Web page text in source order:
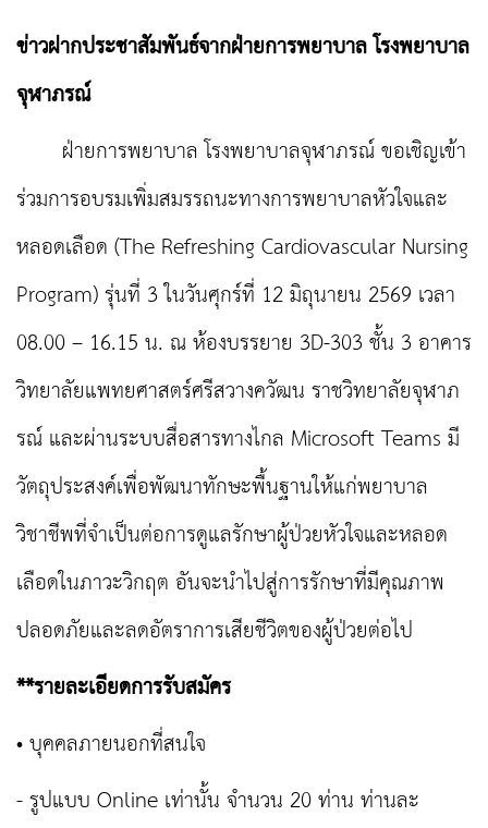
ข่าวฝากประชาสัมพันธ์จากฝ่ายการพยาบาล โรงพยาบาล
จุฬาภรณ์
ฝ่ายการพยาบาล โรงพยาบาลจุฬาภรณ์ ขอเชิญเข้า
ร่วมการอบรมเพิ่มสมรรถนะทางการพยาบาลหัวใจและ
หลอดเลือด (The Refreshing Cardiovascular Nursing
Program) รุ่นที่ 3 ในวันศุกร์ที่ 12 มิถุนายน 2569 เวลา
08.00 – 16.15 น. ณ ห้องบรรยาย 3D-303 ชั้น 3 อาคาร
วิทยาลัยแพทยศาสตร์ศรีสวางควัฒน ราชวิทยาลัยจุฬาภ
รณ์ และผ่านระบบสื่อสารทางไกล Microsoft Teams มี
วัตถุประสงค์เพื่อพัฒนาทักษะพื้นฐานให้แก่พยาบาล
วิชาชีพที่จำเป็นต่อการดูแลรักษาผู้ป่วยหัวใจและหลอด
เลือดในภาวะวิกฤต อันจะนำไปสู่การรักษาที่มีคุณภาพ
ปลอดภัยและลดอัตราการเสียชีวิตของผู้ป่วยต่อไป
**รายละเอียดการรับสมัคร
• บุคคลภายนอกที่สนใจ
- รูปแบบ Online เท่านั้น จำนวน 20 ท่าน ท่านละ